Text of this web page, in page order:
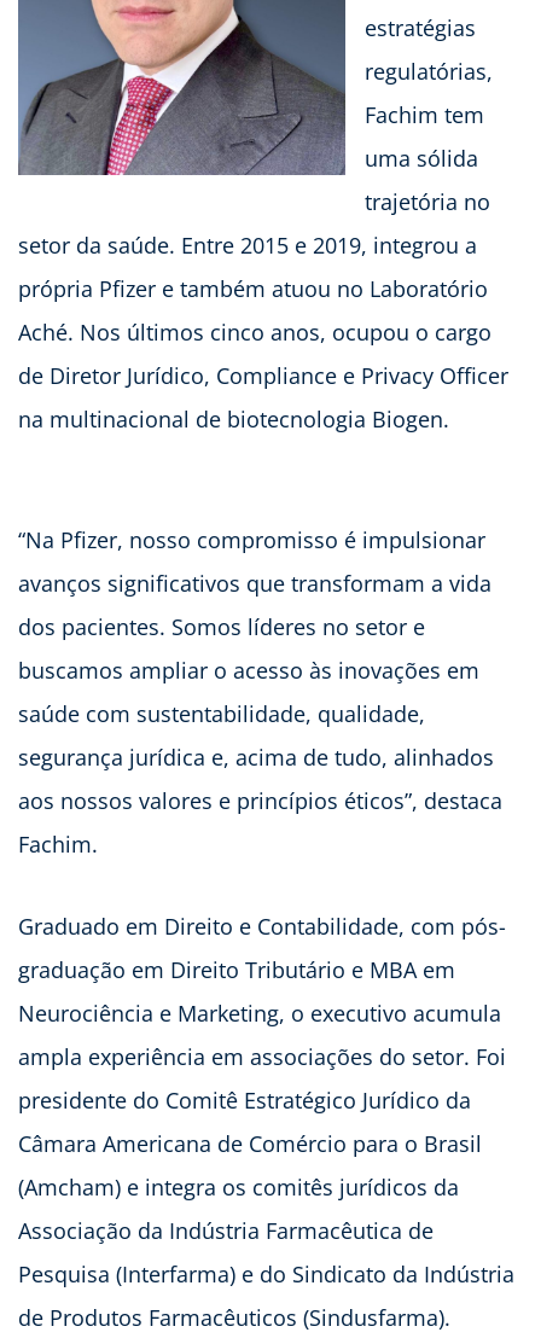
estratégias
regulatórias,
Fachim tem
uma sólida
trajetória no
setor da saúde. Entre 2015 e 2019, integrou a
própria Pfizer e também atuou no Laboratório
Aché. Nos últimos cinco anos, ocupou o cargo
de Diretor Jurídico, Compliance e Privacy Officer
na multinacional de biotecnologia Biogen.
“Na Pfizer, nosso compromisso é impulsionar
avanços significativos que transformam a vida
dos pacientes. Somos líderes no setor e
buscamos ampliar o acesso às inovações em
saúde com sustentabilidade, qualidade,
segurança jurídica e, acima de tudo, alinhados
aos nossos valores e princípios éticos”, destaca
Fachim.
Graduado em Direito e Contabilidade, com pós-
graduação em Direito Tributário e MBA em
Neurociência e Marketing, o executivo acumula
ampla experiência em associações do setor. Foi
presidente do Comitê Estratégico Jurídico da
Câmara Americana de Comércio para o Brasil
(Amcham) e integra os comitês jurídicos da
Associação da Indústria Farmacêutica de
Pesquisa (Interfarma) e do Sindicato da Indústria
de Produtos Farmacêuticos (Sindusfarma).